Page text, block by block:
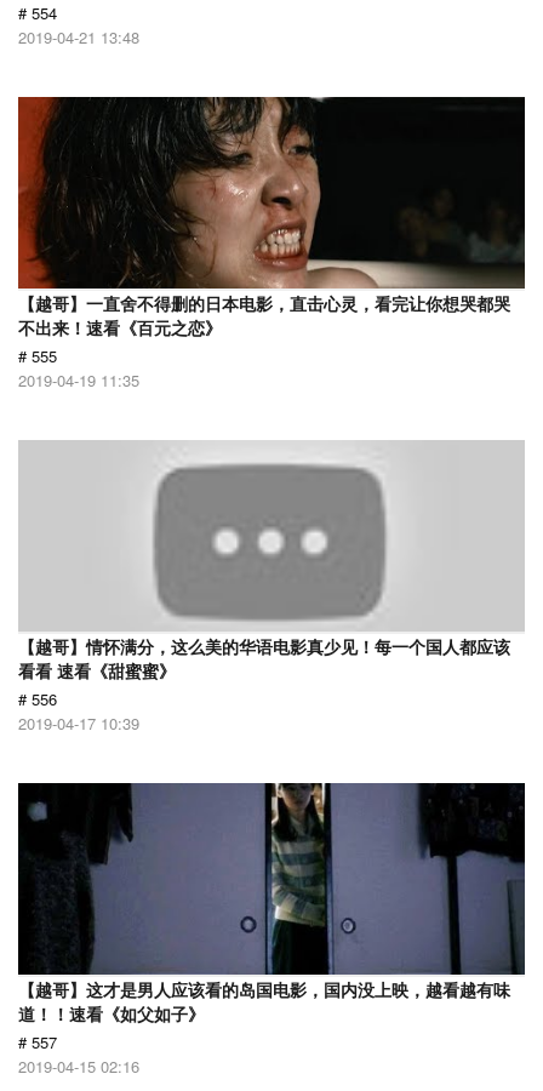
# 554
2019-04-21 13:48
【越哥】一直舍不得删的日本电影，直击心灵，看完让你想哭都哭
不出来！速看《百元之恋》
# 555
2019-04-19 11:35
【越哥】情怀满分，这么美的华语电影真少见！每一个国人都应该
看看 速看《甜蜜蜜》
# 556
2019-04-17 10:39
【越哥】这才是男人应该看的岛国电影，国内没上映，越看越有味
道！！速看《如父如子》
# 557
2019-04-15 02:16